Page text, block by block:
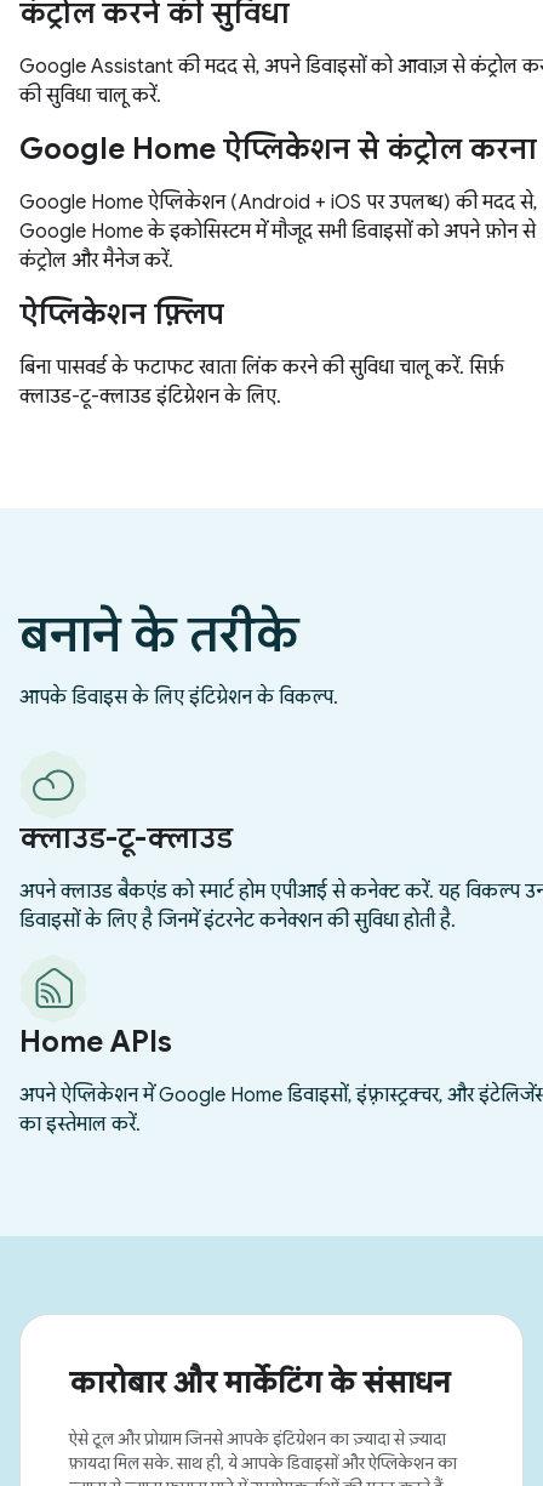
कारोबार और मार्केटिंग के संसाधन
ऐसे टूल और प्रोग्राम जिनसे आपके इंटिग्रेशन का ज़्यादा से ज़्यादा
फ़ायदा मिल सके. साथ ही, ये आपके डिवाइसों और ऐप्लिकेशन का